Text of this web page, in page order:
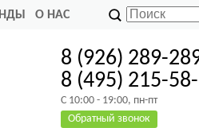
О НАС
8 (926) 289-
8 (495) 215-
C 10:00 - 19:00, пн-пт
Обратный звонок